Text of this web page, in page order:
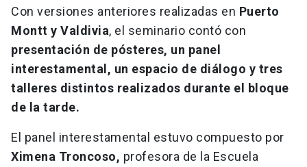
Con versiones anteriores realizadas en Puerto
Montt y Valdivia, el seminario contó con
presentación de pósteres, un panel
interestamental, un espacio de diálogo y tres
talleres distintos realizados durante el bloque
de la tarde.
El panel interestamental estuvo compuesto por
Ximena Troncoso, profesora de la Escuela